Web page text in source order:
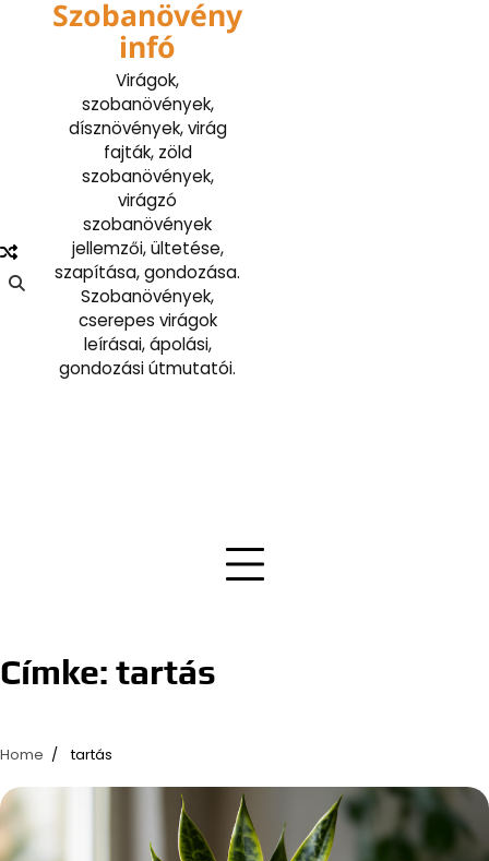
Szobanövény
infó
Virágok,
szobanövények,
dísznövények, virág
fajták, zöld
szobanövények,
virágzó
szobanövények
jellemzői, ültetése,
szapítása, gondozása.
Szobanövények,
cserepes virágok
leírásai, ápolási,
gondozási útmutatói.
Címke: tartás
Home tartás